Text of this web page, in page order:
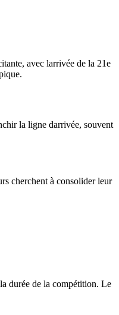
avec larrivée de la 21e
la ligne darrivée, souvent
cherchent à consolider leur
durée de la compétition. Le